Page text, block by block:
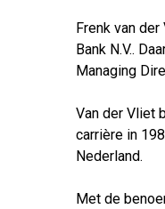
Frenk van
Bank N.V..
Managing
Van der Vliet
carrière in
Nederland.
Met de